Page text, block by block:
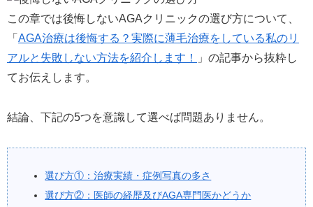
この章では後悔しないAGAクリニックの選び方について、
「 AGA治療は後悔する？実際に薄毛治療をしている私のリ
アルと失敗しない方法を紹介します！
」の記事から抜粋し
てお伝えします。
結論、下記の5つを意識して選べば問題ありません。
選び方①：治療実績・症例写真の多さ
選び方②：医師の経歴及びAGA専門医かどうか